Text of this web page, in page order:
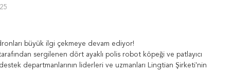
büyük ilgi çekmeye devam ediyor!
sergilenen dört ayaklı polis robot köpeği ve patlayıcı
departmanlarının liderleri ve uzmanları Lingtian Şirketi'nin